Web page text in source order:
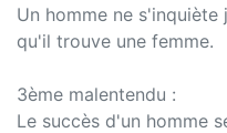
Un homme ne
qu'il trouve une femme.
3ème malentendu :
Le succès d'un homme